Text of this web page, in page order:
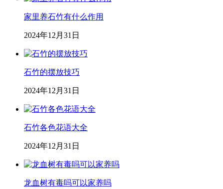
家里养石竹有什么作用
2024年12月31日
石竹的摆放技巧
2024年12月31日
石竹各色花语大全
2024年12月31日
龙血树有毒吗可以家养吗